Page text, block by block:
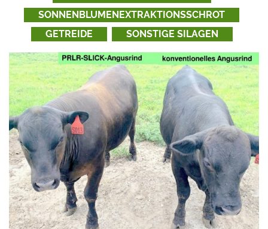
SONNENBLUMENEXTRAKTIONSSCHROT
GETREIDE
SONSTIGE SILAGEN